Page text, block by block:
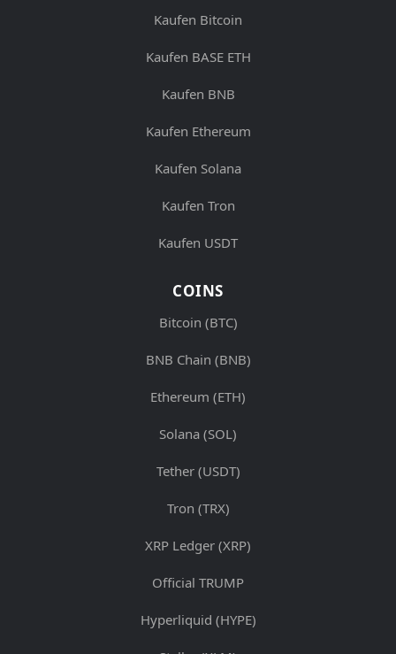
Kaufen Bitcoin
Kaufen BASE ETH
Kaufen BNB
Kaufen Ethereum
Kaufen Solana
Kaufen Tron
Kaufen USDT
COINS
Bitcoin (BTC)
BNB Chain (BNB)
Ethereum (ETH)
Solana (SOL)
Tether (USDT)
Tron (TRX)
XRP Ledger (XRP)
Official TRUMP
Hyperliquid (HYPE)